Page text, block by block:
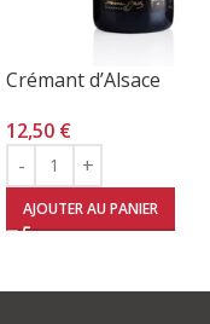
Crémant d’Alsace
12,50 €
AJOUTER AU PANIER